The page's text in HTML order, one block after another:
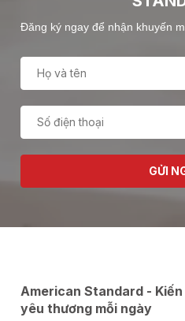
Đăng ký ngay để nhận khuyến
GỬI
American Standard -
yêu thương mỗi ngày